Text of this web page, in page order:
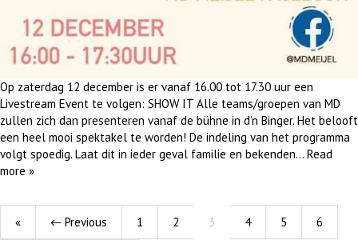
Op zaterdag 12 december is er vanaf 16.00 tot 17.30 uur een
Livestream Event te volgen: SHOW IT Alle teams/groepen van MD
zullen zich dan presenteren vanaf de bühne in d’n Binger. Het belooft
een heel mooi spektakel te worden! De indeling van het programma
volgt spoedig. Laat dit in ieder geval familie en bekenden… Read
more »
« ← Previous 1 2 3 4 5 6